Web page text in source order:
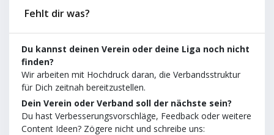
Fehlt dir was?
Du kannst deinen Verein oder deine Liga noch nicht
finden?
Wir arbeiten mit Hochdruck daran, die Verbandsstruktur
für Dich zeitnah bereitzustellen.
Dein Verein oder Verband soll der nächste sein?
Du hast Verbesserungsvorschläge, Feedback oder weitere
Content Ideen? Zögere nicht und schreibe uns: